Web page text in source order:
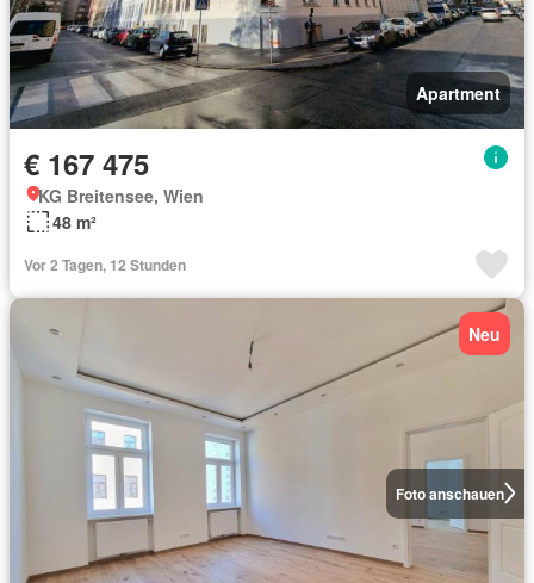
Apartment
€ 167 475
KG Breitensee, Wien
48 m²
Vor 2 Tagen, 12 Stunden
Foto anschauen
Neu